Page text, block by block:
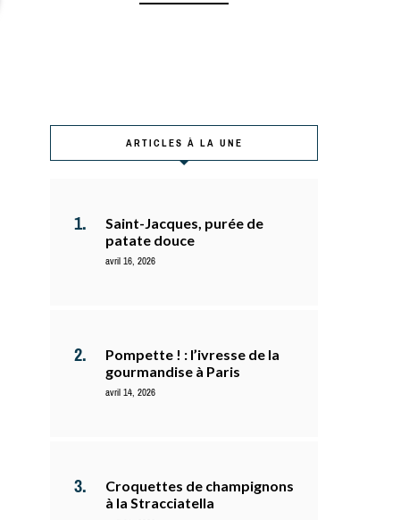
ARTICLES À LA UNE
Saint-Jacques, purée de
patate douce
avril 16, 2026
Pompette ! : l’ivresse de la
gourmandise à Paris
avril 14, 2026
Croquettes de champignons
à la Stracciatella